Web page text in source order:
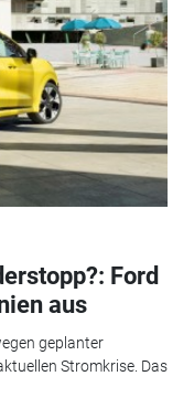
Ford
aus
geplanter
Stromkrise. Das